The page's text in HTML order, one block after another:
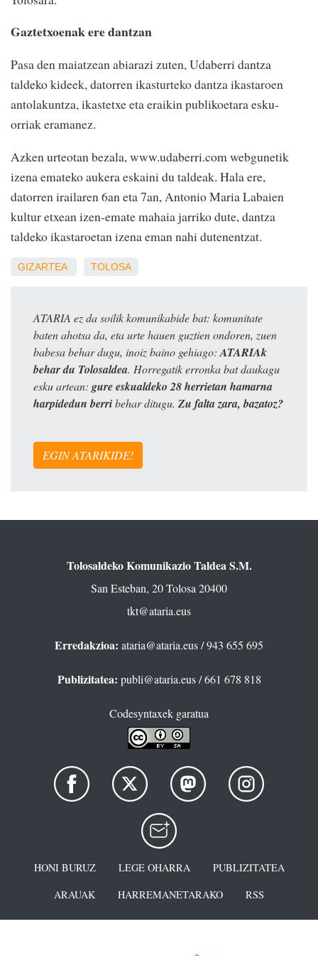
Gaztetxoenak ere dantzan
Pasa den maiatzean abiarazi zuten, Udaberri dantza
taldeko kideek, datorren ikasturteko dantza ikastaroen
antolakuntza, ikastetxe eta eraikin publikoetara esku-
orriak eramanez.
Azken urteotan bezala, www.udaberri.com webgunetik
izena emateko aukera eskaini du taldeak. Hala ere,
datorren irailaren 6an eta 7an, Antonio Maria Labaien
kultur etxean izen-emate mahaia jarriko dute, dantza
taldeko ikastaroetan izena eman nahi dutenentzat.
GIZARTEA TOLOSA
ATARIA ez da soilik komunikabide bat: komunitate
baten ahotsa da, eta urte hauen guztien ondoren, zuen
babesa behar dugu, inoiz baino gehiago:ATARIAk
behar du Tolosaldea. Horregatik erronka bat daukagu
esku artean: gure eskualdeko 28 herrietan hamarna
harpidedun berribehar ditugu. Zu falta zara, bazatoz?
EGIN ATARIKIDE!
Tolosaldeko Komunikazio Taldea S.M.
San Esteban, 20 Tolosa 20400
tkt@ataria.eus
Erredakzioa: ataria@ataria.eus/ 943 655 695
Publizitatea: publi@ataria.eus/ 661 678 818
Codesyntaxek garatua
HONI BURUZ LEGE OHARRA
PUBLIZITATEA
ARAUAK
HARREMANETARAKO RSS